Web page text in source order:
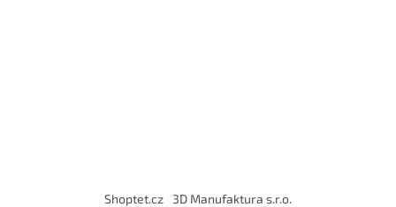
Shoptet.cz 3D Manufaktura s.r.o.